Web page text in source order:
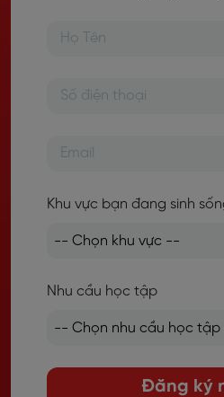
Khu vực bạn đang sinh
Nhu cầu học tập
Đăng ký